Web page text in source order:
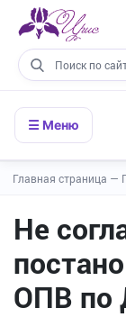
☰ Меню
Главная страница —
Не
ОПВ по